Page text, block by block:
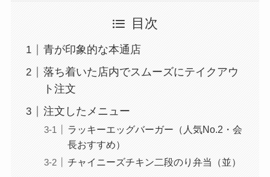
目次
青が印象的な本通店
落ち着いた店内でスムーズにテイクアウ
ト注文
注文したメニュー
ラッキーエッグバーガー（人気No.2・会
長おすすめ）
チャイニーズチキン二段のり弁当（並）